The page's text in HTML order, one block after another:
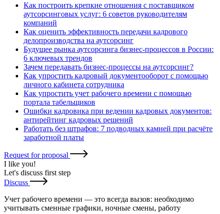
Как построить крепкие отношения с поставщиком
аутсорсинговых услуг: 6 советов руководителям
компаний
Как оценить эффективность передачи кадрового
делопроизводства на аутсорсинг
Будущее рынка аутсорсинга бизнес-процессов в России:
6 ключевых трендов
Зачем передавать бизнес-процессы на аутсорсинг?
Как упростить кадровый документооборот с помощью
личного кабинета сотрудника
Как упростить учет рабочего времени с помощью
портала табельщиков
Ошибки кадровика при ведении кадровых документов:
антирейтинг кадровых решений
Работать без штрафов: 7 подводных камней при расчёте
заработной платы
Request for proposal
I like you!
Let's discuss first step
Discuss
Учет рабочего времени — это всегда вызов: необходимо
учитывать сменные графики, ночные смены, работу